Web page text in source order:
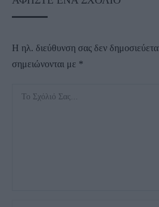
Η ηλ. διεύθυνση σας δεν
σημειώνονται με *